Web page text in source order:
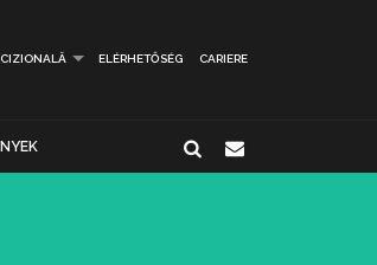
ELÉRHETŐSÉG CARIERE